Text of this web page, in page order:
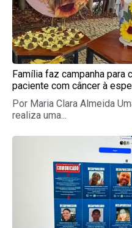
Família faz campanha para
paciente com câncer à
Por Maria Clara Almeida
realiza uma...